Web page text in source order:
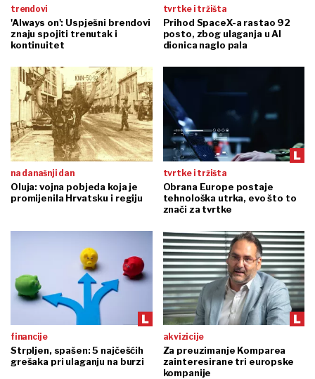
trendovi
'Always on': Uspješni brendovi
znaju spojiti trenutak i
kontinuitet
tvrtke i tržišta
Prihod SpaceX-a rastao 92
posto, zbog ulaganja u AI
dionica naglo pala
na današnji dan
Oluja: vojna pobjeda koja je
promijenila Hrvatsku i regiju
tvrtke i tržišta
Obrana Europe postaje
tehnološka utrka, evo što to
znači za tvrtke
financije
Strpljen, spašen: 5 najčešćih
grešaka pri ulaganju na burzi
akvizicije
Za preuzimanje Komparea
zainteresirane tri europske
kompanije